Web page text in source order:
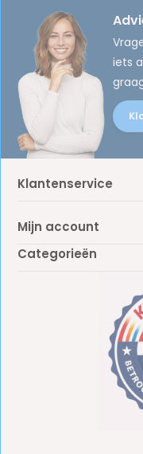
iets
Klantenservice
Mijn account
Categorieën